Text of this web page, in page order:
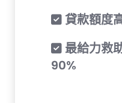
✅ 貸款額度
✅ 最給力救
90%